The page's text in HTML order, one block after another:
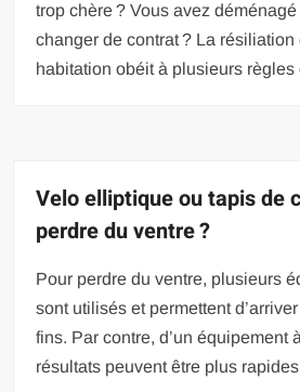
trop chère ? Vous avez
changer de contrat ? La
habitation obéit à plusieurs règles
Velo elliptique ou tapis de
perdre du ventre ?
Pour perdre du ventre, plusieurs
sont utilisés et permettent
fins. Par contre, d’un équipement
résultats peuvent être plus